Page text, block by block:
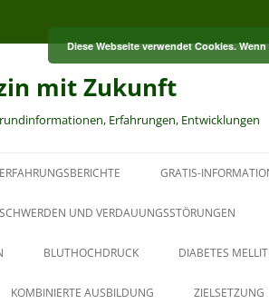
mit Zukunft
Erfahrungen, Entwicklungen
ERFAHRUNGSBERICHTE GRATIS-
UND VERDAUUNGSSTÖRUNGEN
BLUTHOCHDRUCK DIABETES
KOMBINIERTE AUSBILDUNG ZIELSETZUNG
Diese Webseite verwendet Cookies.